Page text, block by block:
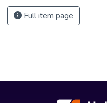
Full item page